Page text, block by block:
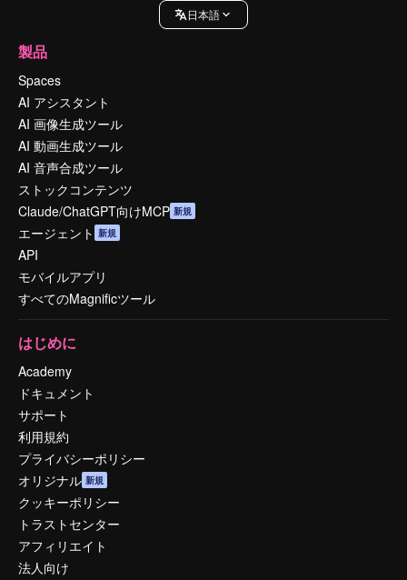
日本語
製品
Spaces
AI アシスタント
AI 画像生成ツール
AI 動画生成ツール
AI 音声合成ツール
ストックコンテンツ
Claude/ChatGPT向けMCP 新規
エージェント 新規
API
モバイルアプリ
すべてのMagnificツール
はじめに
Academy
ドキュメント
サポート
利用規約
プライバシーポリシー
オリジナル 新規
クッキーポリシー
トラストセンター
アフィリエイト
法人向け